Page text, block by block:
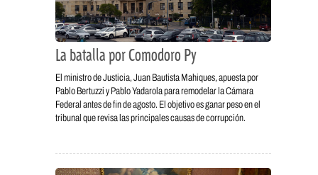
La batalla por Comodoro Py
El ministro de Justicia, Juan Bautista Mahiques, apuesta por
Pablo Bertuzzi y Pablo Yadarola para remodelar la Cámara
Federal antes de fin de agosto. El objetivo es ganar peso en el
tribunal que revisa las principales causas de corrupción.